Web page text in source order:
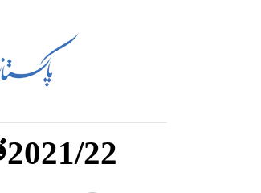
2021/22 فٹبال کا سال